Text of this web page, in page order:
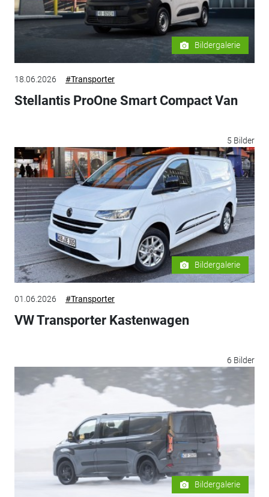
Bildergalerie
18.06.2026 #Transporter
Stellantis ProOne Smart Compact Van
5 Bilder
Bildergalerie
01.06.2026 #Transporter
VW Transporter Kastenwagen
6 Bilder
Bildergalerie